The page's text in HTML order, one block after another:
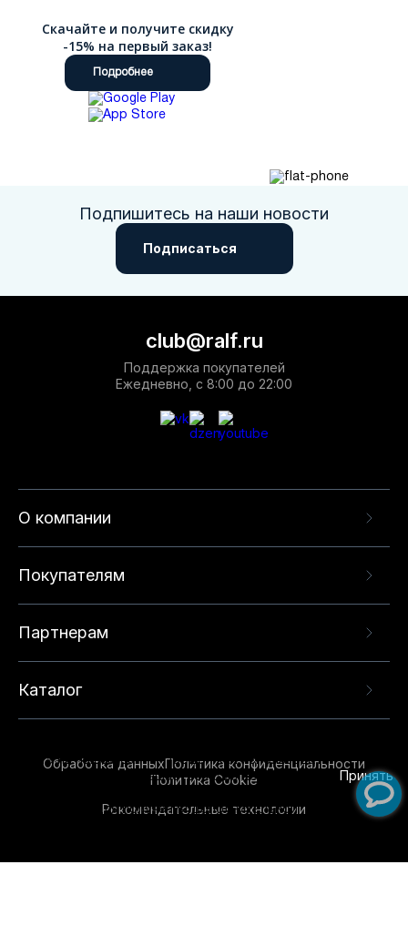
Скачайте и получите скидку
-15% на первый заказ!
Подробнее
Подпишитесь на наши новости
Подписаться
О компании
Покупателям
Партнерам
Каталог
club@ralf.ru
Поддержка покупателей
Ежедневно, с 8:00 до 22:00
Обработка данныхПолитика конфиденциальности
Политика Cookie
Рекомендательные технологии
опыта на нашем сайте. Продолжая использовать
данный сайт, вы соглашаетесь с использованием
технологий. Для получения дополнительной
Принять